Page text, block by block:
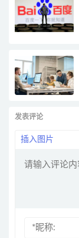
发表评论
插入图片